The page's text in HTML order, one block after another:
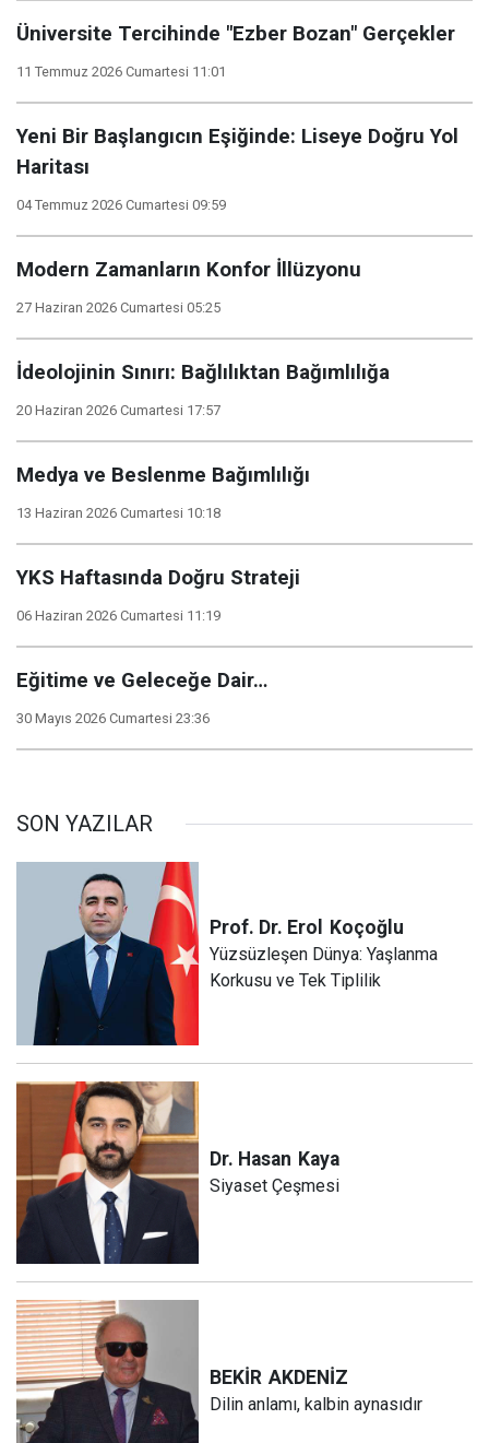
Üniversite Tercihinde "Ezber Bozan" Gerçekler
11 Temmuz 2026 Cumartesi 11:01
Yeni Bir Başlangıcın Eşiğinde: Liseye Doğru Yol
Haritası
04 Temmuz 2026 Cumartesi 09:59
Modern Zamanların Konfor İllüzyonu
27 Haziran 2026 Cumartesi 05:25
İdeolojinin Sınırı: Bağlılıktan Bağımlılığa
20 Haziran 2026 Cumartesi 17:57
Medya ve Beslenme Bağımlılığı
13 Haziran 2026 Cumartesi 10:18
YKS Haftasında Doğru Strateji
06 Haziran 2026 Cumartesi 11:19
Eğitime ve Geleceğe Dair…
30 Mayıs 2026 Cumartesi 23:36
SON YAZILAR
Prof. Dr. Erol Koçoğlu
Yüzsüzleşen Dünya: Yaşlanma
Korkusu ve Tek Tiplilik
Dr. Hasan Kaya
Siyaset Çeşmesi
BEKİR AKDENİZ
Dilin anlamı, kalbin aynasıdır